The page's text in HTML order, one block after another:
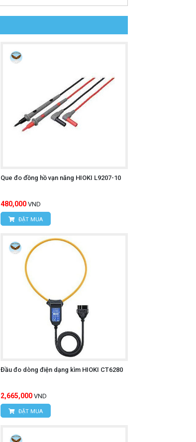
Que đo đồng hồ vạn năng HIOKI L9207-10
480,000 VND
ĐẶT MUA
Đầu đo dòng điện dạng kìm HIOKI CT6280
2,665,000 VND
ĐẶT MUA